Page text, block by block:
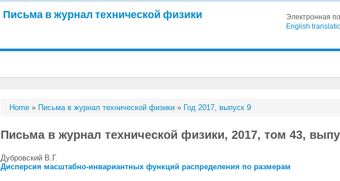
Письма в журнал технической физики Электронная
English
Home » Письма в журнал технической физики » Год 2017, выпуск 9
Письма в журнал технической физики, 2017, том 43,
Дубровский В.Г.
Дисперсия масштабно-инвариантных функций распределения по размерам